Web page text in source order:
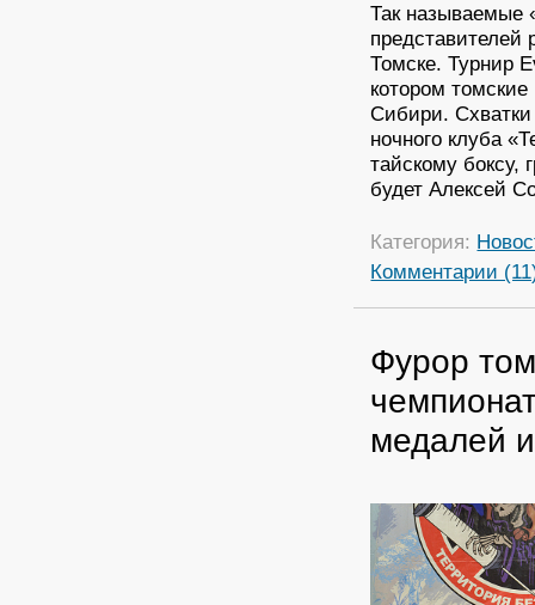
Так называемые
представителей
Томске. Турнир
котором
Сибири. Схватки
ночного клуба
тайскому боксу,
будет Алексей
Категория:
Комментарии
Фурор
медалей